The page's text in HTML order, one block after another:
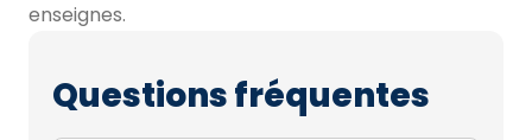
enseignes.
Questions fréquentes